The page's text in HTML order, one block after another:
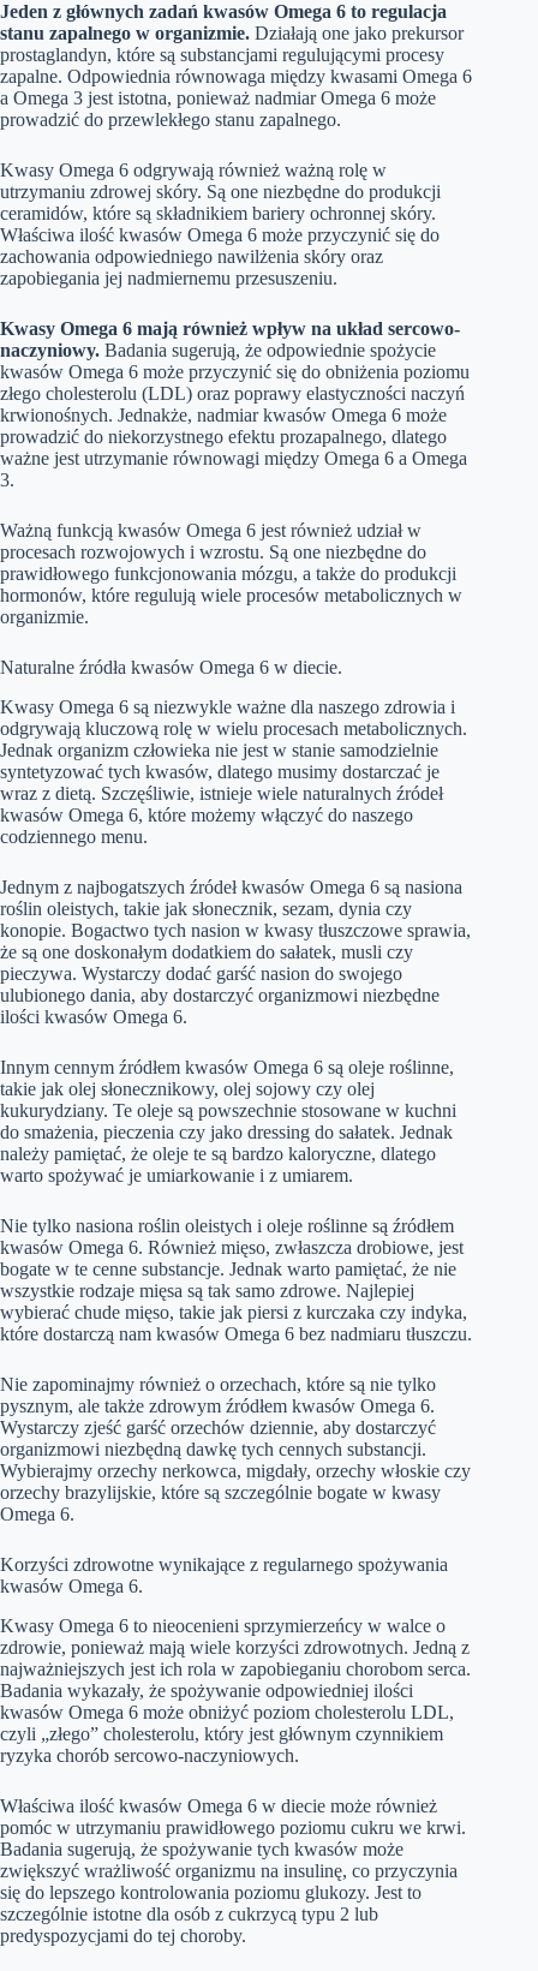
Jeden z głównych zadań kwasów Omega 6 to regulacja
stanu zapalnego w organizmie. Działają one jako prekursor
prostaglandyn, które są substancjami regulującymi procesy
zapalne. Odpowiednia równowaga między kwasami Omega 6
a Omega 3 jest istotna, ponieważ nadmiar Omega 6 może
prowadzić do przewlekłego stanu zapalnego.
Kwasy Omega 6 odgrywają również ważną rolę w
utrzymaniu zdrowej skóry. Są one niezbędne do produkcji
ceramidów, które są składnikiem bariery ochronnej skóry.
Właściwa ilość kwasów Omega 6 może przyczynić się do
zachowania odpowiedniego nawilżenia skóry oraz
zapobiegania jej nadmiernemu przesuszeniu.
Kwasy Omega 6 mają również wpływ na układ sercowo-
naczyniowy. Badania sugerują, że odpowiednie spożycie
kwasów Omega 6 może przyczynić się do obniżenia poziomu
złego cholesterolu (LDL) oraz poprawy elastyczności naczyń
krwionośnych. Jednakże, nadmiar kwasów Omega 6 może
prowadzić do niekorzystnego efektu prozapalnego, dlatego
ważne jest utrzymanie równowagi między Omega 6 a Omega
3.
Ważną funkcją kwasów Omega 6 jest również udział w
procesach rozwojowych i wzrostu. Są one niezbędne do
prawidłowego funkcjonowania mózgu, a także do produkcji
hormonów, które regulują wiele procesów metabolicznych w
organizmie.
Naturalne źródła kwasów Omega 6 w diecie.
Kwasy Omega 6 są niezwykle ważne dla naszego zdrowia i
odgrywają kluczową rolę w wielu procesach metabolicznych.
Jednak organizm człowieka nie jest w stanie samodzielnie
syntetyzować tych kwasów, dlatego musimy dostarczać je
wraz z dietą. Szczęśliwie, istnieje wiele naturalnych źródeł
kwasów Omega 6, które możemy włączyć do naszego
codziennego menu.
Jednym z najbogatszych źródeł kwasów Omega 6 są nasiona
roślin oleistych, takie jak słonecznik, sezam, dynia czy
konopie. Bogactwo tych nasion w kwasy tłuszczowe sprawia,
że są one doskonałym dodatkiem do sałatek, musli czy
pieczywa. Wystarczy dodać garść nasion do swojego
ulubionego dania, aby dostarczyć organizmowi niezbędne
ilości kwasów Omega 6.
Innym cennym źródłem kwasów Omega 6 są oleje roślinne,
takie jak olej słonecznikowy, olej sojowy czy olej
kukurydziany. Te oleje są powszechnie stosowane w kuchni
do smażenia, pieczenia czy jako dressing do sałatek. Jednak
należy pamiętać, że oleje te są bardzo kaloryczne, dlatego
warto spożywać je umiarkowanie i z umiarem.
Nie tylko nasiona roślin oleistych i oleje roślinne są źródłem
kwasów Omega 6. Również mięso, zwłaszcza drobiowe, jest
bogate w te cenne substancje. Jednak warto pamiętać, że nie
wszystkie rodzaje mięsa są tak samo zdrowe. Najlepiej
wybierać chude mięso, takie jak piersi z kurczaka czy indyka,
które dostarczą nam kwasów Omega 6 bez nadmiaru tłuszczu.
Nie zapominajmy również o orzechach, które są nie tylko
pysznym, ale także zdrowym źródłem kwasów Omega 6.
Wystarczy zjeść garść orzechów dziennie, aby dostarczyć
organizmowi niezbędną dawkę tych cennych substancji.
Wybierajmy orzechy nerkowca, migdały, orzechy włoskie czy
orzechy brazylijskie, które są szczególnie bogate w kwasy
Omega 6.
Korzyści zdrowotne wynikające z regularnego spożywania
kwasów Omega 6.
Kwasy Omega 6 to nieocenieni sprzymierzeńcy w walce o
zdrowie, ponieważ mają wiele korzyści zdrowotnych. Jedną z
najważniejszych jest ich rola w zapobieganiu chorobom serca.
Badania wykazały, że spożywanie odpowiedniej ilości
kwasów Omega 6 może obniżyć poziom cholesterolu LDL,
czyli „złego” cholesterolu, który jest głównym czynnikiem
ryzyka chorób sercowo-naczyniowych.
Właściwa ilość kwasów Omega 6 w diecie może również
pomóc w utrzymaniu prawidłowego poziomu cukru we krwi.
Badania sugerują, że spożywanie tych kwasów może
zwiększyć wrażliwość organizmu na insulinę, co przyczynia
się do lepszego kontrolowania poziomu glukozy. Jest to
szczególnie istotne dla osób z cukrzycą typu 2 lub
predyspozycjami do tej choroby.